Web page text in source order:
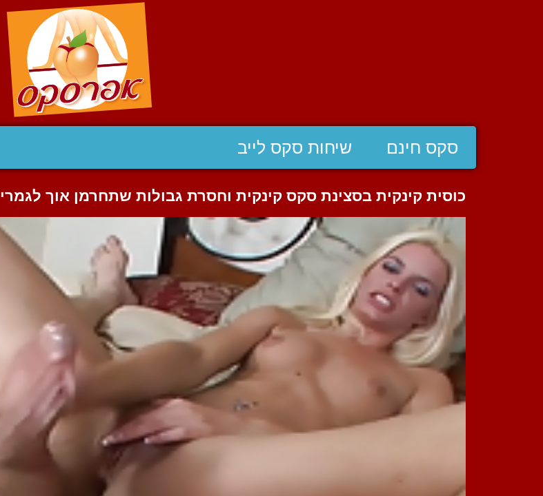
סקס חינם שיחות סקס לייב
כוסית קינקית בסצינת סקס קינקית וחסרת גבולות שתחרמן אוך לגמרי